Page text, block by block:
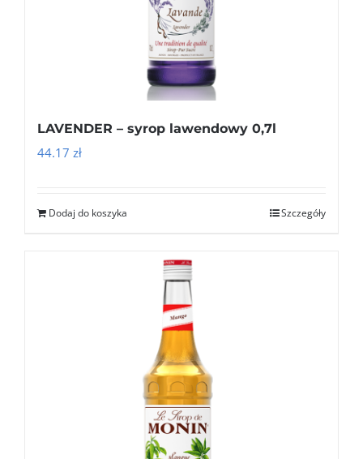
LAVENDER – syrop lawendowy 0,7l
44.17 zł
Dodaj do koszyka Szczegóły